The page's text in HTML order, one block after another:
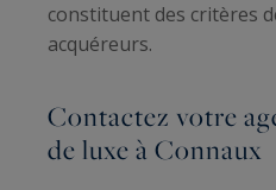
constituent des critères
acquéreurs.
Contactez votre
de luxe à Connaux